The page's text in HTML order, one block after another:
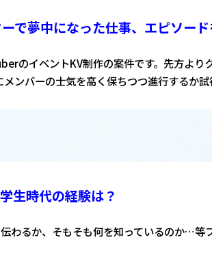
で夢中になった仕事、エピソー
のイベントKV制作の案件です。先方より
ンバーの士気を高く保ちつつ進行するか試
学生時代の経験は？
わるか、そもそも何を知っているのか…等